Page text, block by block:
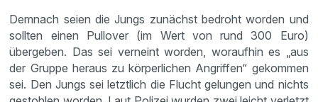
Demnach seien die Jungs zunächst bedroht worden und
sollten einen Pullover (im Wert von rund 300 Euro)
übergeben. Das sei verneint worden, woraufhin es „aus
der Gruppe heraus zu körperlichen Angriffen“ gekommen
sei. Den Jungs sei letztlich die Flucht gelungen und nichts